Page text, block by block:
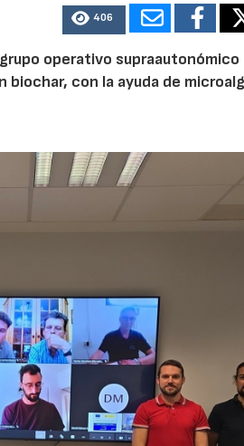
406
operativo supraautonómico
con la ayuda de
23/07/2026